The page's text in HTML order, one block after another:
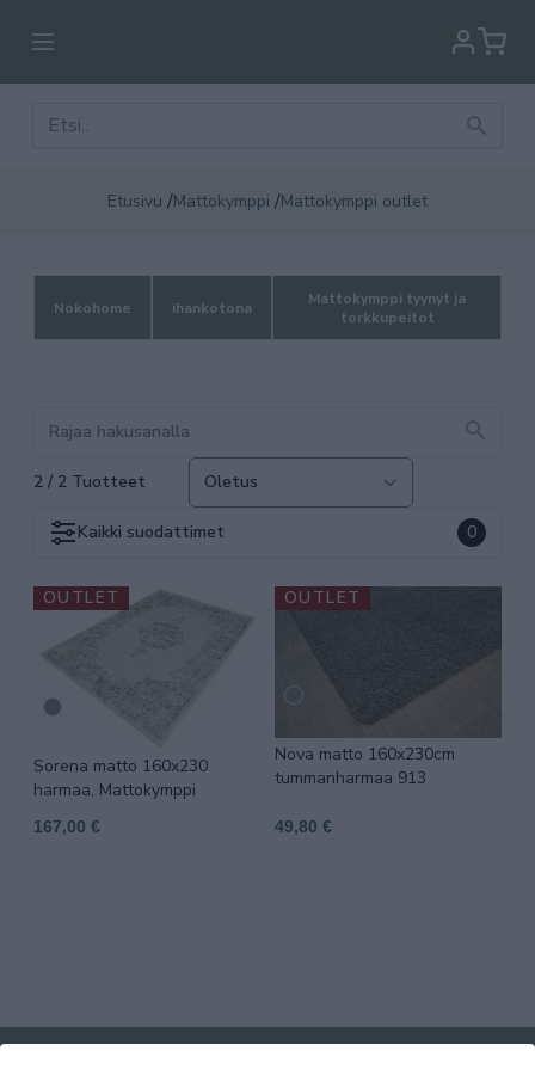
Etusivu /Mattokymppi /Mattokymppi outlet
Nokohome ihankotona
Mattokymppi tyynyt ja
torkkupeitot
2 / 2 Tuotteet
Kaikki suodattimet 0
OUTLET
Sorena matto 160x230
harmaa, Mattokymppi
167,00 €
OUTLET
Nova matto 160x230cm
tummanharmaa 913
49,80 €